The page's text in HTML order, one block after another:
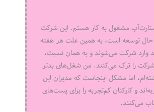
مشغول به کار هستم. این شرکت
توسعه است، به همین علت هر هفته
وارد شرکت می‌شوند و به همان نسبت،
شرکت را ترک می‌کنند. من شغل‌های بدتر
اما مشکل اینجاست که مدیران این
و کارکنان کم‌تجربه را برای پست‌های
می‌کنند.